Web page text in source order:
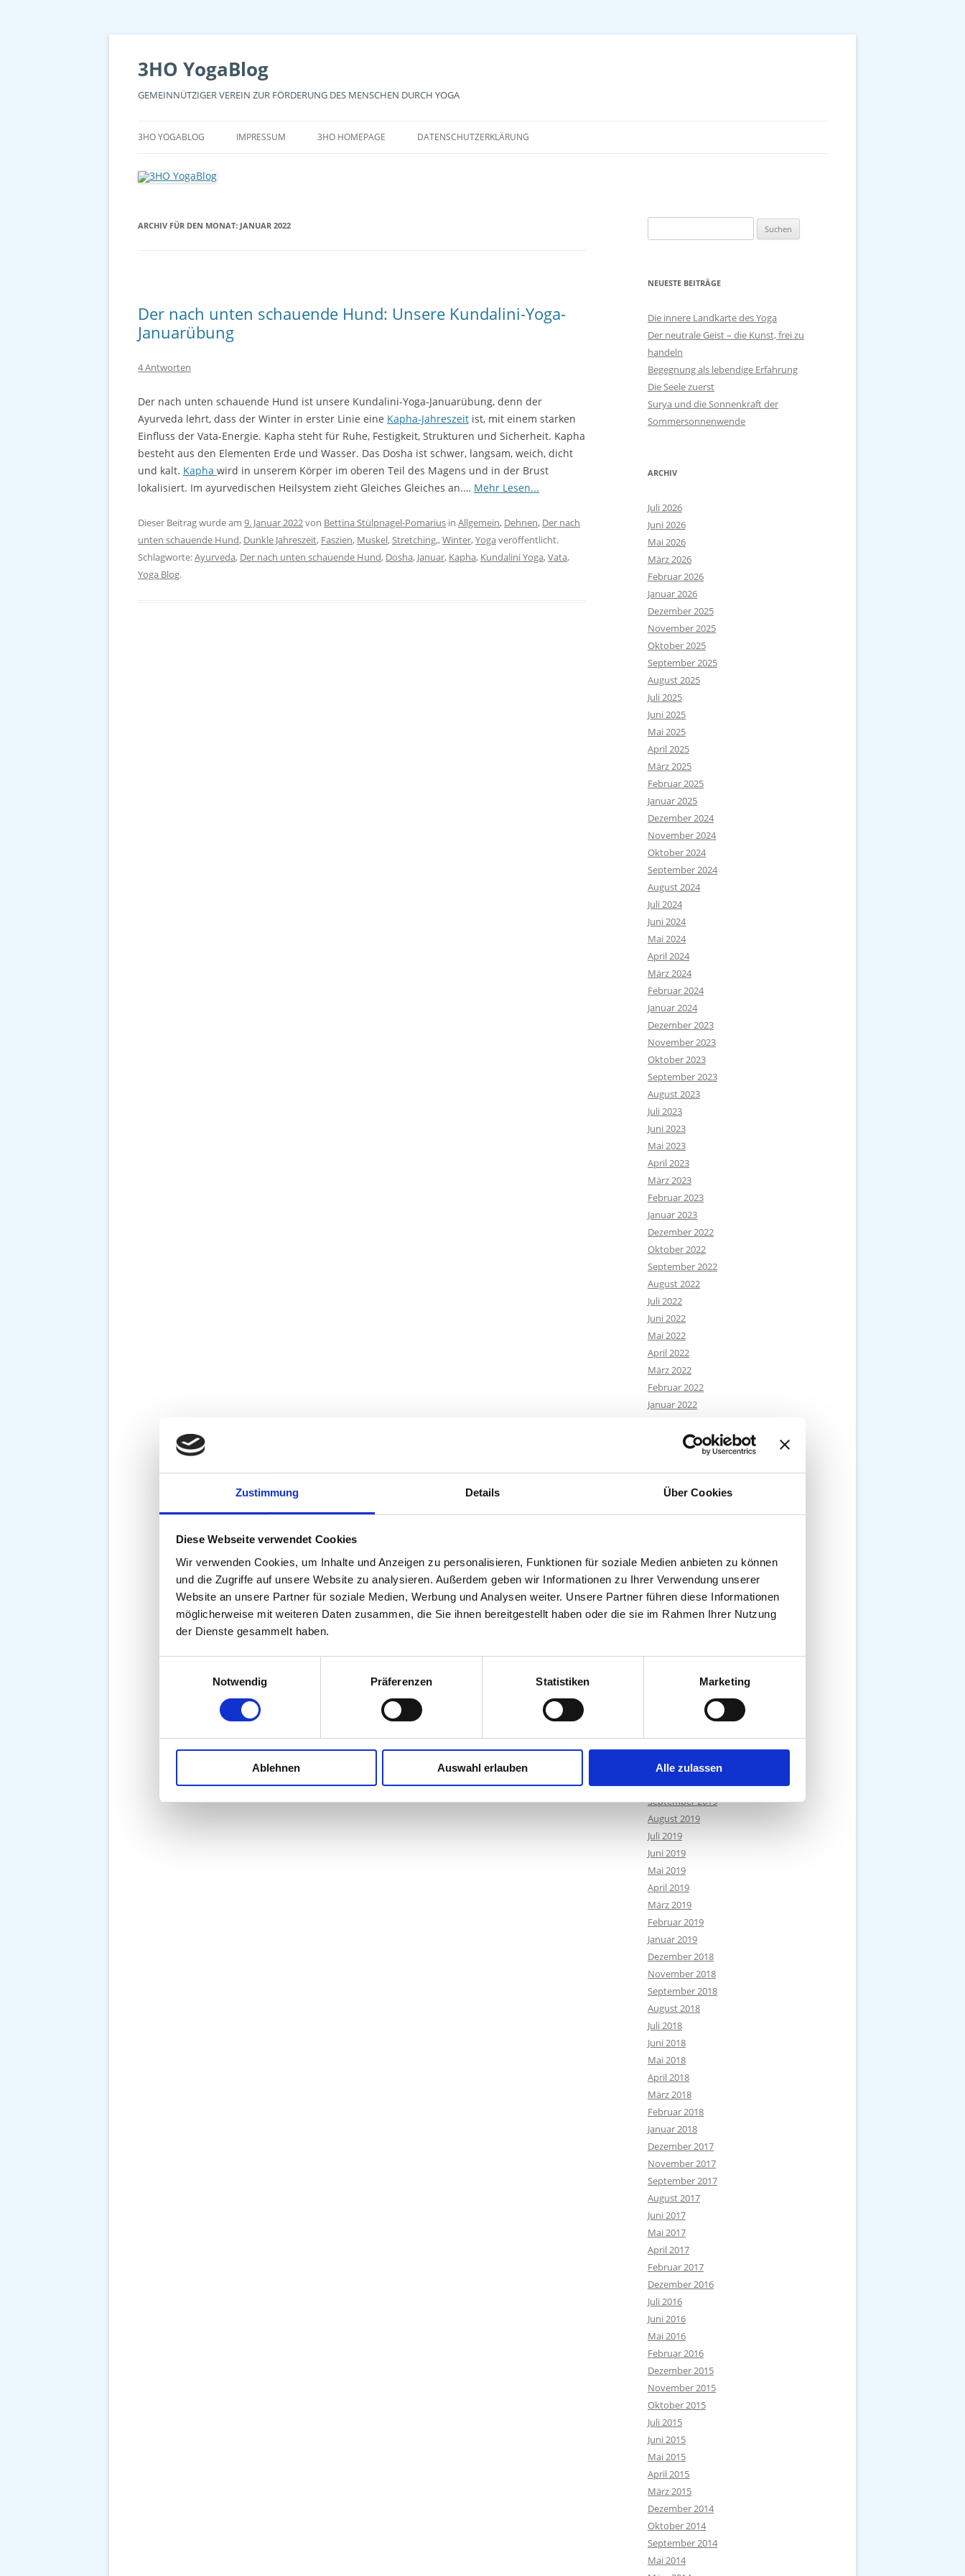
Zustimmung Details Über Cookies
Diese Webseite verwendet Cookies
Wir verwenden Cookies, um Inhalte und Anzeigen zu personalisieren, Funktionen für soziale Medien anbieten zu können
und die Zugriffe auf unsere Website zu analysieren. Außerdem geben wir Informationen zu Ihrer Verwendung unserer
Website an unsere Partner für soziale Medien, Werbung und Analysen weiter. Unsere Partner führen diese Informationen
möglicherweise mit weiteren Daten zusammen, die Sie ihnen bereitgestellt haben oder die sie im Rahmen Ihrer Nutzung
der Dienste gesammelt haben.
Notwendig
Präferenzen Statistiken Marketing
Ablehnen Auswahl erlauben Alle zulassen
3HO YogaBlog
GEMEINNÜTZIGER VEREIN ZUR FÖRDERUNG DES MENSCHEN DURCH YOGA
Inhalt
3HO YOGABLOG IMPRESSUM 3HO HOMEPAGE DATENSCHUTZERKLÄRUNG
ARCHIV FÜR DEN MONAT: JANUAR 2022
Der nach unten schauende Hund: Unsere Kundalini-Yoga-
Januarübung
4 Antworten
Der nach unten schauende Hund ist unsere Kundalini-Yoga-Januarübung, denn der
Ayurveda lehrt, dass der Winter in erster Linie eine Kapha-Jahreszeit ist, mit einem starken
Einfluss der Vata-Energie. Kapha steht für Ruhe, Festigkeit, Strukturen und Sicherheit. Kapha
besteht aus den Elementen Erde und Wasser. Das Dosha ist schwer, langsam, weich, dicht
und kalt. Kapha wird in unserem Körper im oberen Teil des Magens und in der Brust
lokalisiert. Im ayurvedischen Heilsystem zieht Gleiches Gleiches an.… Mehr Lesen...
Dieser Beitrag wurde am 9. Januar 2022von Bettina Stülpnagel-Pomarius in Allgemein, Dehnen, Der nach
unten schauende Hund, Dunkle Jahreszeit, Faszien, Muskel,Stretching,,Winter,Yogaveröffentlicht.
Schlagworte:Ayurveda, Der nach unten schauende Hund, Dosha, Januar, Kapha, Kundalini Yoga,Vata,
Yoga Blog.
nach:
NEUESTE BEITRÄGE
Die innere Landkarte des Yoga
Der neutrale Geist – die Kunst, frei zu
handeln
Begegnung als lebendige Erfahrung
Die Seele zuerst
Surya und die Sonnenkraft der
Sommersonnenwende
ARCHIV
Juli 2026
Juni 2026
Mai 2026
März 2026
Februar 2026
Januar 2026
Dezember 2025
November 2025
Oktober 2025
September 2025
August 2025
Juli 2025
Juni 2025
Mai 2025
April 2025
März 2025
Februar 2025
Januar 2025
Dezember 2024
November 2024
Oktober 2024
September 2024
August 2024
Juli 2024
Juni 2024
Mai 2024
April 2024
März 2024
Februar 2024
Januar 2024
Dezember 2023
November 2023
Oktober 2023
September 2023
August 2023
Juli 2023
Juni 2023
Mai 2023
April 2023
März 2023
Februar 2023
Januar 2023
Dezember 2022
Oktober 2022
September 2022
August 2022
Juli 2022
Juni 2022
Mai 2022
April 2022
März 2022
Februar 2022
Januar 2022
November 2021
Oktober 2021
September 2021
August 2021
April 2021
März 2021
Februar 2021
Januar 2021
September 2020
Januar 2020
Dezember 2019
November 2019
September 2019
August 2019
Juli 2019
Juni 2019
Mai 2019
April 2019
März 2019
Februar 2019
Januar 2019
Dezember 2018
November 2018
September 2018
August 2018
Juli 2018
Juni 2018
Mai 2018
April 2018
März 2018
Februar 2018
Januar 2018
Dezember 2017
November 2017
September 2017
August 2017
Juni 2017
Mai 2017
April 2017
Februar 2017
Dezember 2016
Juli 2016
Juni 2016
Mai 2016
Februar 2016
Dezember 2015
November 2015
Oktober 2015
Juli 2015
Juni 2015
Mai 2015
April 2015
März 2015
Dezember 2014
Oktober 2014
September 2014
Mai 2014